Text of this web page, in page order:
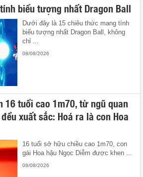
biểu tượng nhất Dragon Ball
Dưới đây là 15 chiêu thức mang tính
biểu tượng nhất Dragon Ball, không
chỉ ...
08/08/2026
16 tuổi cao 1m70, từ ngũ quan
xuất sắc: Hoá ra là con Hoa
16 tuổi sở hữu chiều cao 1m70, con
gái Hoa hậu Ngọc Diễm được khen ...
08/08/2026